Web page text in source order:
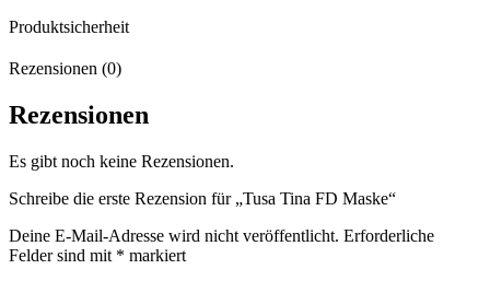
Produktsicherheit
Rezensionen (0)
Rezensionen
Es gibt noch keine Rezensionen.
Schreibe die erste Rezension für „Tusa Tina FD Maske“
Deine E-Mail-Adresse wird nicht veröffentlicht. Erforderliche
Felder sind mit * markiert